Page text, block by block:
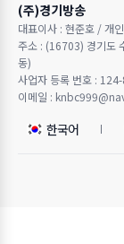
(주)경기방송
대표이사 : 현준호 / 개
주소 : (16703) 경기도
동)
사업자 등록 번호 :
이메일 :
한국어